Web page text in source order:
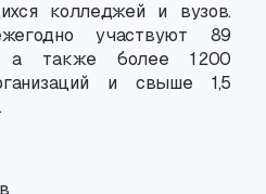
колледжей и вузов.
участвуют 89
а также более 1 200
и свыше 1,5